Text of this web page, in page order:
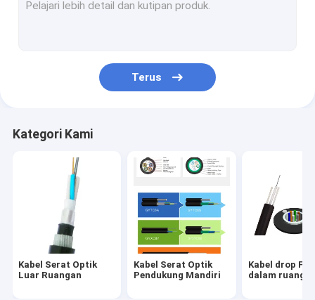
Kabel Serat Optik Hibrida
Terus
Kategori Kami
Kabel Serat Optik
Luar Ruangan
Kabel Serat Optik
Pendukung Mandiri
Kabel drop
dalam